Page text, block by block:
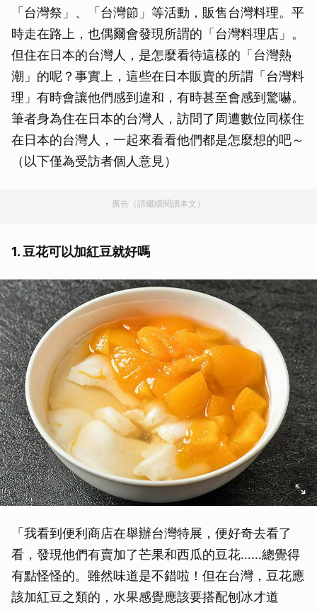
「台灣祭」、「台灣節」等活動，販售台灣料理。平
時走在路上，也偶爾會發現所謂的「台灣料理店」。
但住在日本的台灣人，是怎麼看待這樣的「台灣熱
潮」的呢？事實上，這些在日本販賣的所謂「台灣料
理」有時會讓他們感到違和，有時甚至會感到驚嚇。
筆者身為住在日本的台灣人，訪問了周遭數位同樣住
在日本的台灣人，一起來看看他們都是怎麼想的吧～
（以下僅為受訪者個人意見）
廣告（請繼續閱讀本文）
1. 豆花可以加紅豆就好嗎
「我看到便利商店在舉辦台灣特展，便好奇去看了
看，發現他們有賣加了芒果和西瓜的豆花……總覺得
有點怪怪的。雖然味道是不錯啦！但在台灣，豆花應
該加紅豆之類的，水果感覺應該要搭配刨冰才道